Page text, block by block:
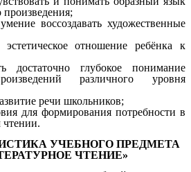
произведения;
воссоздавать художественные
эстетическое отношение ребёнка к
достаточно глубокое понимание
различного уровня
речи школьников;
для формирования потребности в
чтении.
УЧЕБНОГО ПРЕДМЕТА
ЧТЕНИЕ»